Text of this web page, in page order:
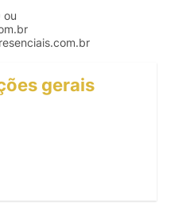
ou
gerais